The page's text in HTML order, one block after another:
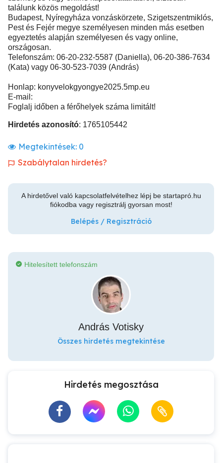
találunk közös megoldást!
Budapest, Nyíregyháza vonzáskörzete, Szigetszentmiklós,
Pest és Fejér megye személyesen minden más esetben
egyeztetés alapján személyesen és vagy online,
országosan.
Telefonszám: 06-20-232-5587 (Daniella), 06-20-386-7634
(Kata) vagy 06-30-523-7039 (András)
Honlap: konyvelokgyongye2025.5mp.eu
E-mail:
Foglalj időben a férőhelyek száma limitált!
Hirdetés azonosító: 1765105442
Megtekintések: 0
Szabálytalan hirdetés?
A hirdetővel való kapcsolatfelvételhez lépj be startapró.hu
fiókodba vagy regisztrálj gyorsan most!
Belépés / Regisztráció
Hitelesített telefonszám
András Votisky
Összes hirdetés megtekintése
Hirdetés megosztása